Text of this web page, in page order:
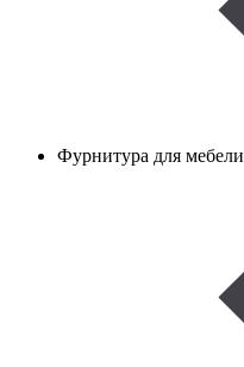
Фурнитура для мебели